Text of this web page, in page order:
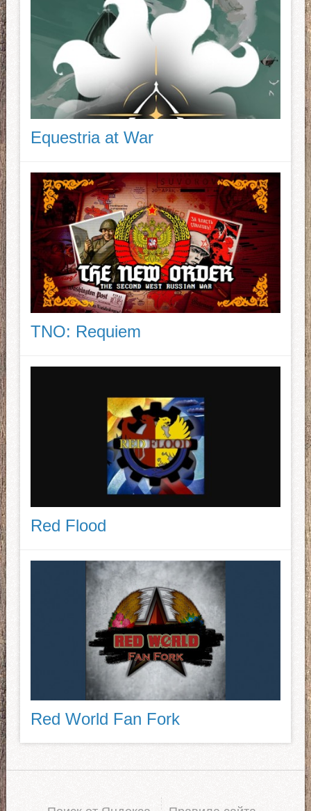
Equestria at War
TNO: Requiem
Red Flood
Red World Fan Fork